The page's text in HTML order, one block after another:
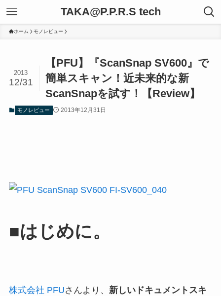
TAKA@P.P.R.S tech
ホーム モノレビュー
【PFU】『ScanSnap SV600』で
簡単スキャン！近未来的な新
ScanSnapを試す！【Review】
2013
12/31
モノレビュー 2013年12月31日
■はじめに。
株式会社 PFUさんより、 新しいドキュメントスキ